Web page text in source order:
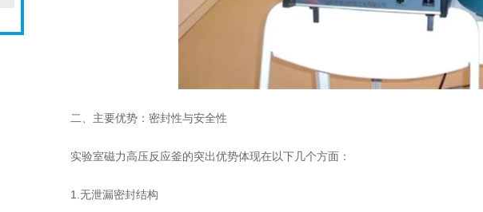
二、主要优势：密封性与安全性
实验室磁力高压反应釜的突出优势体现在以下几个方面：
1.无泄漏密封结构